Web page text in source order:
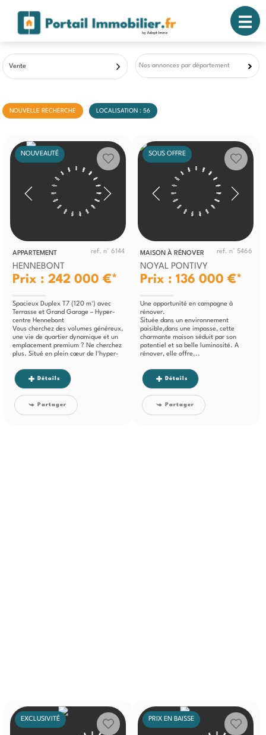
Vente Nos annonces par département
NOUVELLE RECHERCHE LOCALISATION : 56
NOUVEAUTÉ
APPARTEMENT ref. n° 6144
HENNEBONT
Prix : 242 000 €*
Spacieux Duplex T7 (120 m²) avec
Terrasse et Grand Garage – Hyper-
centre Hennebont
Vous cherchez des volumes généreux,
une vie de quartier dynamique et un
emplacement premium ? Ne cherchez
plus. Situé en plein cœur de l'hyper-
Détails
Partager
SOUS OFFRE
MAISON À RÉNOVER ref. n° 5466
NOYAL PONTIVY
Prix : 136 000 €*
Une opportunité en campagne à
rénover.
Située dans un environnement
paisible,dans une impasse, cette
charmante maison séduit par son
potentiel et sa belle luminosité. A
rénover, elle offre...
Détails
Partager
EXCLUSIVITÉ PRIX EN BAISSE